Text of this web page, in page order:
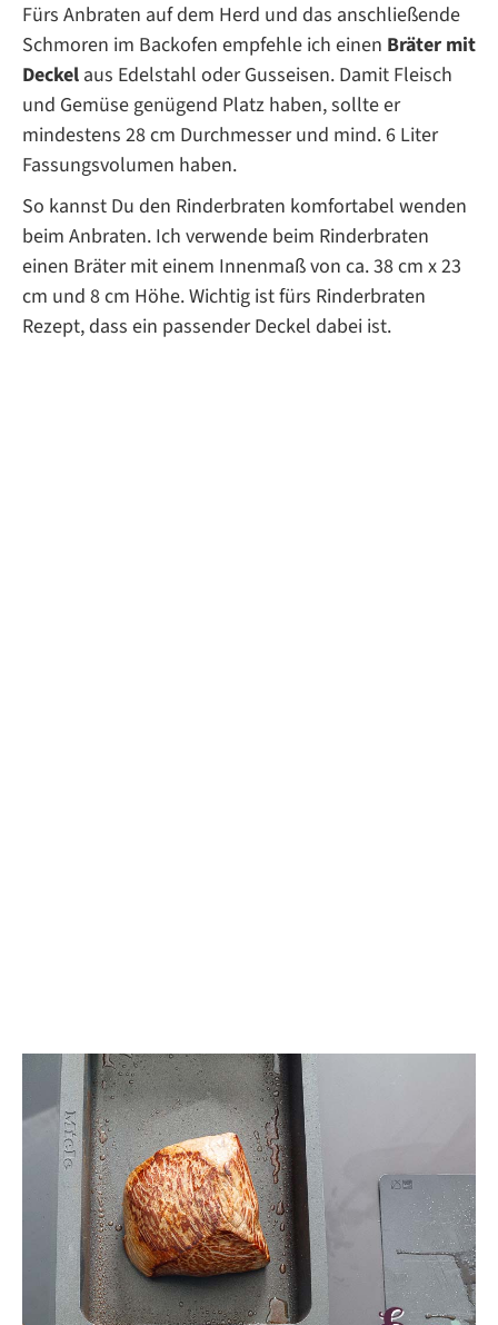
Fürs Anbraten auf dem Herd und das anschließende
Schmoren im Backofen empfehle ich einen Bräter mit
Deckel aus Edelstahl oder Gusseisen. Damit Fleisch
und Gemüse genügend Platz haben, sollte er
mindestens 28 cm Durchmesser und mind. 6 Liter
Fassungsvolumen haben.
So kannst Du den Rinderbraten komfortabel wenden
beim Anbraten. Ich verwende beim Rinderbraten
einen Bräter mit einem Innenmaß von ca. 38 cm x 23
cm und 8 cm Höhe. Wichtig ist fürs Rinderbraten
Rezept, dass ein passender Deckel dabei ist.